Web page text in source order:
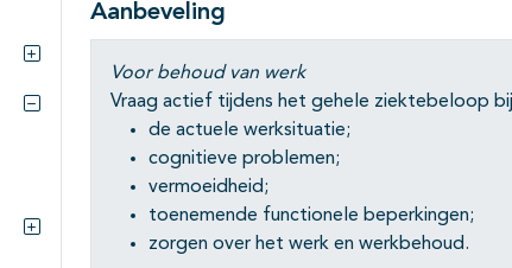
Subpagina's open- en dichtklappen
Subpagina's open- en dichtklappen
Subpagina's open- en dichtklappen
Aanbeveling
Voor behoud van werk
Vraag actief tijdens het gehele ziektebeloop
de actuele werksituatie;
cognitieve problemen;
vermoeidheid;
toenemende functionele beperkingen;
zorgen over het werk en werkbehoud.